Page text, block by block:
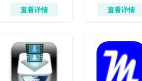
查看详情 查看详情